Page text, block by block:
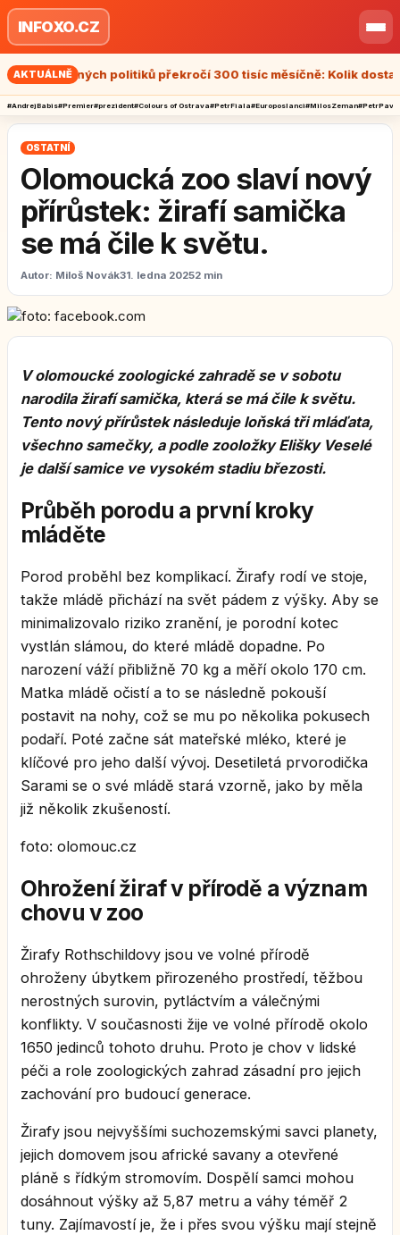
Přeskočit na obsah
INFOXO.CZ
AKTUÁLNĚ
vrcholných politiků překročí 300 tisíc měsíčně: Kolik dostanou
#AndrejBabis#Premier#prezident#Colours of Ostrava#PetrFiala#Europoslanci#MilosZeman#PetrPavel
OSTATNÍ
Olomoucká zoo slaví nový
přírůstek: žirafí samička
se má čile k světu.
Autor: Miloš Novák31. ledna 20252 min
V olomoucké zoologické zahradě se v sobotu
narodila žirafí samička, která se má čile k světu.
Tento nový přírůstek následuje loňská tři mláďata,
všechno samečky, a podle zooložky Elišky Veselé
je další samice ve vysokém stadiu březosti.
Průběh porodu a první kroky
mláděte
Porod proběhl bez komplikací. Žirafy rodí ve stoje,
takže mládě přichází na svět pádem z výšky. Aby se
minimalizovalo riziko zranění, je porodní kotec
vystlán slámou, do které mládě dopadne. Po
narození váží přibližně 70 kg a měří okolo 170 cm.
Matka mládě očistí a to se následně pokouší
postavit na nohy, což se mu po několika pokusech
podaří. Poté začne sát mateřské mléko, které je
klíčové pro jeho další vývoj. Desetiletá prvorodička
Sarami se o své mládě stará vzorně, jako by měla
již několik zkušeností.
foto: olomouc.cz
Ohrožení žiraf v přírodě a význam
chovu v zoo
Žirafy Rothschildovy jsou ve volné přírodě
ohroženy úbytkem přirozeného prostředí, těžbou
nerostných surovin, pytláctvím a válečnými
konflikty. V současnosti žije ve volné přírodě okolo
1650 jedinců tohoto druhu. Proto je chov v lidské
péči a role zoologických zahrad zásadní pro jejich
zachování pro budoucí generace.
Žirafy jsou nejvyššími suchozemskými savci planety,
jejich domovem jsou africké savany a otevřené
pláně s řídkým stromovím. Dospělí samci mohou
dosáhnout výšky až 5,87 metru a váhy téměř 2
tuny. Zajímavostí je, že i přes svou výšku mají stejně